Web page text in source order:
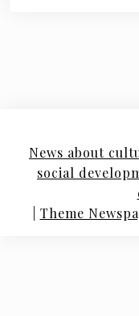
News about
social
Theme